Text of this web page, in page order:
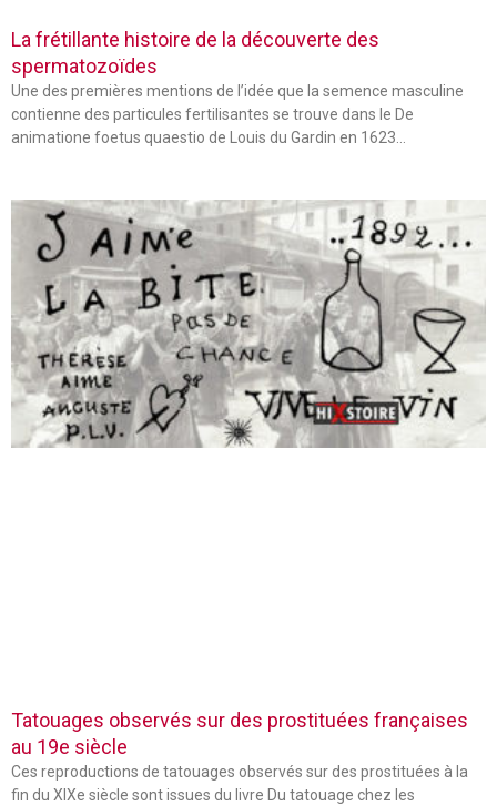
La frétillante histoire de la découverte des
spermatozoïdes
Une des premières mentions de l’idée que la semence masculine
contienne des particules fertilisantes se trouve dans le De
animatione foetus quaestio de Louis du Gardin en 1623…
Tatouages observés sur des prostituées françaises
au 19e siècle
Ces reproductions de tatouages observés sur des prostituées à la
fin du XIXe siècle sont issues du livre Du tatouage chez les